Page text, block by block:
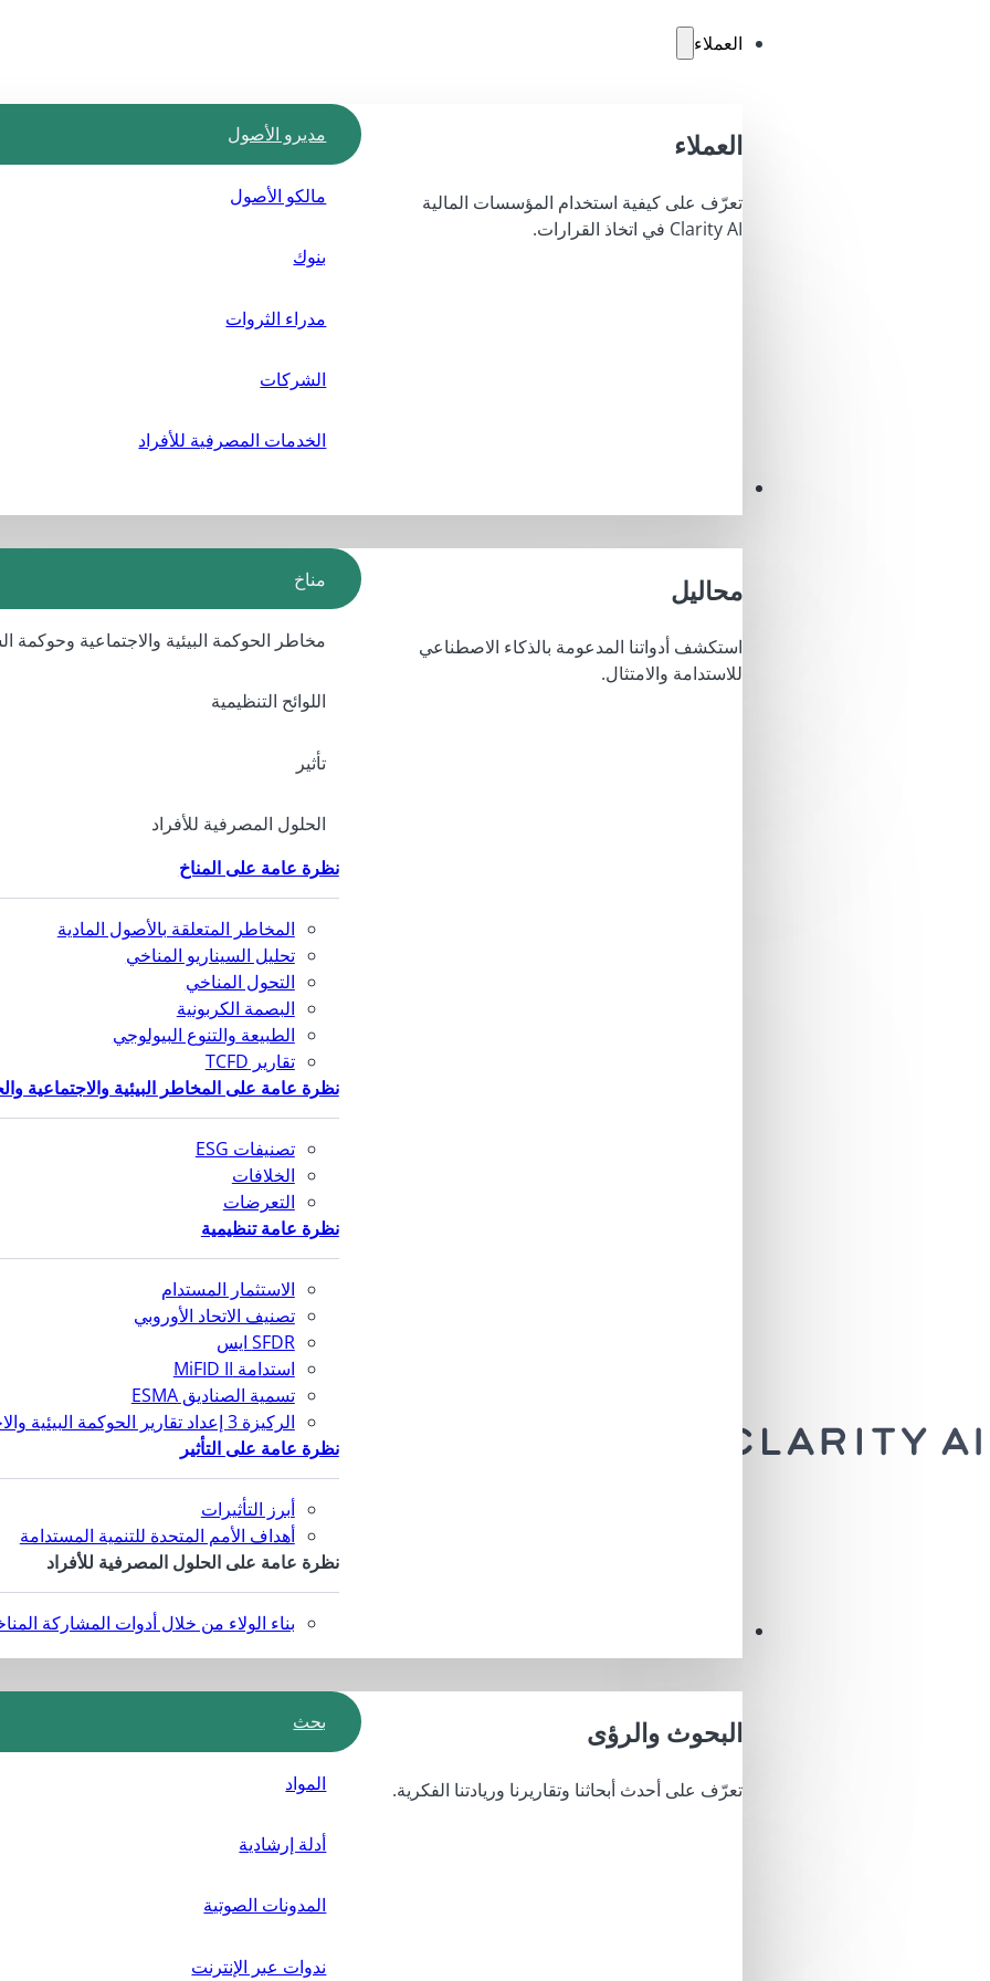
العملاء
العملاء
تعرّف على كيفية استخدام المؤسسات المالية
Clarity AI في اتخاذ القرارات.
مديرو الأصول
مالكو الأصول
بنوك
مدراء الثروات
الشركات
الخدمات المصرفية للأفراد
محاليل
استكشف أدواتنا المدعومة بالذكاء الاصطناعي
للاستدامة والامتثال.
مناخ
مخاطر الحوكمة البيئية والاجتماعية وحوكمة
اللوائح التنظيمية
تأثير
الحلول المصرفية للأفراد
نظرة عامة على المناخ
المخاطر المتعلقة بالأصول المادية
تحليل السيناريو المناخي
التحول المناخي
البصمة الكربونية
الطبيعة والتنوع البيولوجي
تقارير TCFD
نظرة عامة على المخاطر البيئية والاجتماعية
تصنيفات ESG
الخلافات
التعرضات
نظرة عامة تنظيمية
الاستثمار المستدام
تصنيف الاتحاد الأوروبي
SFDR ايس
استدامة MiFID II
تسمية الصناديق ESMA
الركيزة 3 إعداد تقارير الحوكمة البيئية والاجتماعية والمؤسسية
نظرة عامة على التأثير
أبرز التأثيرات
أهداف الأمم المتحدة للتنمية المستدامة
نظرة عامة على الحلول المصرفية للأفراد
بناء الولاء من خلال أدوات المشاركة
البحوث والرؤى
تعرّف على أحدث أبحاثنا وتقاريرنا وريادتنا الفكرية.
بحث
المواد
أدلة إرشادية
المدونات الصوتية
ندوات عبر الإنترنت